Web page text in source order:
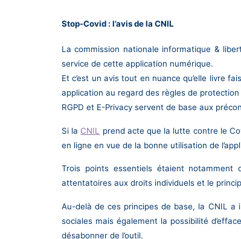
Stop-Covid : l’avis de la CNIL
La commission nationale informatique &
service de cette application numérique.
Et c’est un avis tout en nuance qu’elle livre
application au regard des règles de
RGPD et E-Privacy servent de base aux
Si laCNIL
prend acte que la lutte contre le
en ligne en vue de la bonne utilisation de
Trois points essentiels étaient notamment
attentatoires aux droits individuels et le
Au-delà de ces principes de base, la CNIL a
sociales mais également la possibilité
désabonner de l’outil.